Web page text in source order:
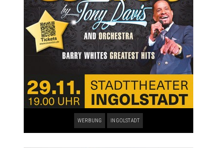
WERBUNG INGOLSTADT